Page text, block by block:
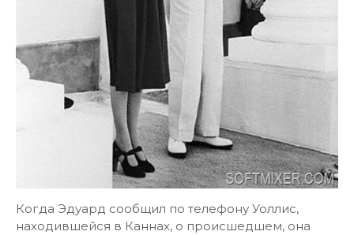
Когда Эдуард сообщил по телефону Уоллис,
находившейся в Каннах, о происшедшем, она